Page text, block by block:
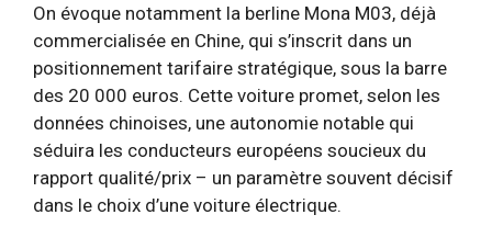
On évoque notamment la berline Mona M03, déjà
commercialisée en Chine, qui s’inscrit dans un
positionnement tarifaire stratégique, sous la barre
des 20 000 euros. Cette voiture promet, selon les
données chinoises, une autonomie notable qui
séduira les conducteurs européens soucieux du
rapport qualité/prix – un paramètre souvent décisif
dans le choix d’une voiture électrique.